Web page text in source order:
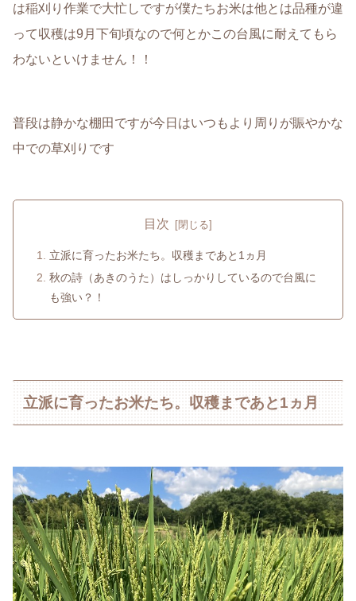
は稲刈り作業で大忙しですが僕たちお米は他とは品種が違
って収穫は9月下旬頃なので何とかこの台風に耐えてもら
わないといけません！！
普段は静かな棚田ですが今日はいつもより周りが賑やかな
中での草刈りです
目次
立派に育ったお米たち。収穫まであと1ヵ月
秋の詩（あきのうた）はしっかりしているので台風に
も強い？！
立派に育ったお米たち。収穫まであと1ヵ月